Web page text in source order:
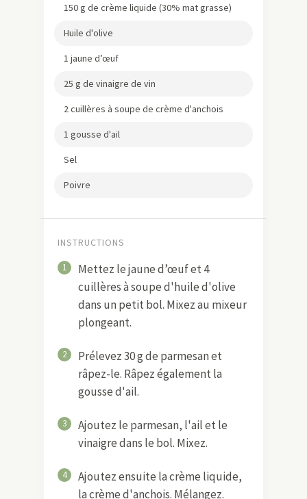
150 g de crème liquide (30% mat grasse)
Huile d'olive
1 jaune d’œuf
25 g de vinaigre de vin
2 cuillères à soupe de crème d'anchois
1 gousse d'ail
Sel
Poivre
INSTRUCTIONS
1
Mettez le jaune d’œuf et 4
cuillères à soupe d'huile d'olive
dans un petit bol. Mixez au mixeur
plongeant.
2
Prélevez 30 g de parmesan et
râpez-le. Râpez également la
gousse d'ail.
3
Ajoutez le parmesan, l'ail et le
vinaigre dans le bol. Mixez.
4
Ajoutez ensuite la crème liquide,
la crème d'anchois. Mélangez.